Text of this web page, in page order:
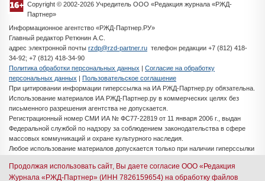
Copyright © 2002-2026 Учредитель ООО «Редакция журнала «РЖД-
Партнер»
Информационное агентство «РЖД-Партнер.РУ»
Главный редактор Ретюнин А.С.
адрес электронной почты rzdp@rzd-partner.ru телефон редакции +7 (812) 418-
34-92; +7 (812) 418-34-90
Политика обработки персональных данных | Согласие на обработку
персональных данных | Пользовательское соглашение
При цитировании информации гиперссылка на ИА РЖД-Партнер.ру обязательна.
Использование материалов ИА РЖД-Партнер.ру в коммерческих целях без
письменного разрешения агентства не допускается.
Регистрационный номер СМИ ИА № ФС77-22819 от 11 января 2006 г., выдан
Федеральной службой по надзору за соблюдением законодательства в сфере
массовых коммуникаций и охране культурного наследия.
Любое использование материалов допускается только при наличии гиперссылки
Разработка сайта -iMedia Solutions
Продолжая использовать сайт, Вы даете согласие ООО «Редакция
Журнала «РЖД-Партнер» (ИНН 7826159654) на обработку файлов